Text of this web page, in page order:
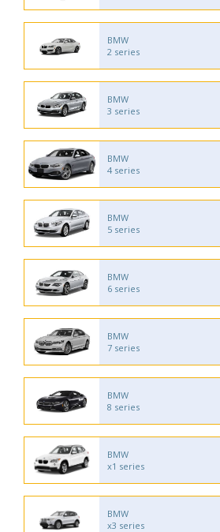
BMW
2 series
BMW
3 series
BMW
4 series
BMW
5 series
BMW
6 series
BMW
7 series
BMW
8 series
BMW
x1 series
BMW
x3 series